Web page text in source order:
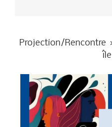
Projection/Rencontre